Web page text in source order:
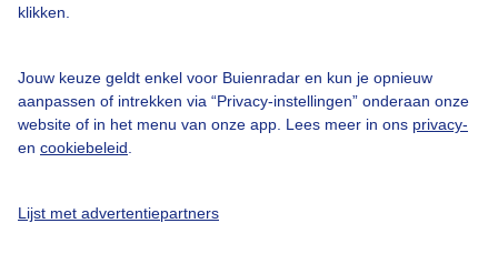
klikken.
Jouw keuze geldt enkel voor Buienradar en kun je opnieuw
aanpassen of intrekken via “Privacy-instellingen” onderaan onze
website of in het menu van onze app. Lees meer in ons privacy-
en cookiebeleid
Lijst met advertentiepartners
Adverteren
Privacy beleid
Cookie beleid